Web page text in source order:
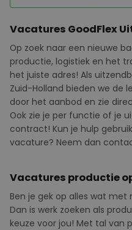
Vacatures GoodFlex
Op zoek naar een nieuwe
productie, logistiek en het
het juiste adres! Als
Zuid-Holland bieden we de
door het aanbod en zie
Ook zie je per functie of je
contract! Kun je hulp
vacature? Neem dan
Vacatures productie
Ben je gek op alles wat
Dan is werk zoeken als
keuze voor jou! Met tal van